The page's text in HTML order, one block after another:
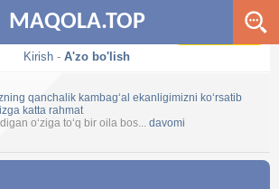
Dark / Light
MAQOLA.TOP
Kirish - A'zo bo'lish
qanchalik kambag‘al ekanligimizni ko‘rsatib
katta rahmat
o‘ziga to‘q bir oila bos... davomi